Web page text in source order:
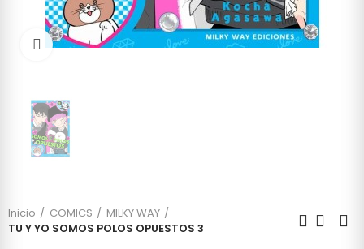
Click to enlarge
Inicio COMICS
MILKY WAY
TU Y YO SOMOS POLOS OPUESTOS 3